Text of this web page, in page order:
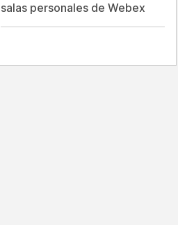
salas personales de Webex